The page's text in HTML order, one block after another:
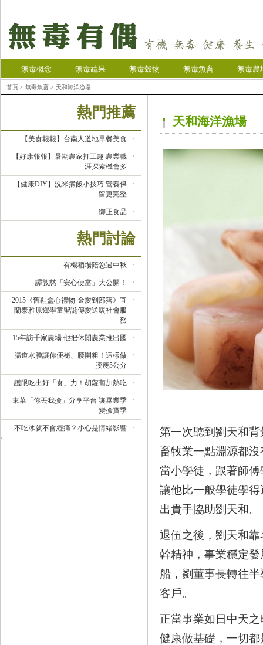
無毒概念 無毒蔬果 無毒穀物 無毒魚畜 無毒農
首頁 > 無毒魚畜 > 天和海洋漁場
熱門推薦
【美食報報】台南人道地早餐美食
【好康報報】暑期農家打工趣 農業職
涯探索機會多
【健康DIY】洗米煮飯小技巧 營養保
留更完整
御正食品
熱門討論
有機稻場陪您過中秋
譚敦慈「安心便當」大公開！
2015《舊鞋盒心禮物-金愛到部落》宜
蘭泰雅原鄉學童聖誕傳愛送暖社會服
務
15年訪千家農場 他把休閒農業推出國
腸道水腫讓你便祕、腰圍粗！這樣做
腰瘦5公分
護眼吃出好「食」力！胡蘿蔔加熱吃
東華「你丟我撿」分享平台 讓畢業季
變撿寶季
不吃冰就不會經痛？小心是情緒影響
天和海洋漁場
第一次聽到劉天和
畜牧業一點淵源都
當小學徒，跟著師
讓他比一般學徒學
出貴手協助劉天和。
退伍之後，劉天和
幹精神，事業穩定
船，劉董事長轉往
客戶。
正當事業如日中天
健康做基礎，一切